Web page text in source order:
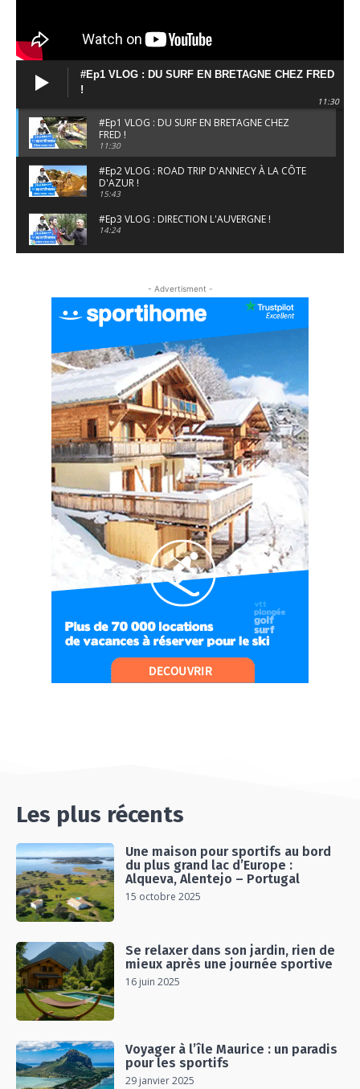
#Ep1 VLOG : DU SURF EN BRETAGNE CHEZ FRED
!
11:30
#Ep1 VLOG : DU SURF EN BRETAGNE CHEZ
FRED !
11:30
#Ep2 VLOG : ROAD TRIP D'ANNECY À LA CÔTE
D'AZUR !
15:43
#Ep3 VLOG : DIRECTION L'AUVERGNE !
14:24
#EP6 VLOG : SKI & RANDONNÉE DANS LES
ALPES
#EP7 VLOG : DE LA RAQUETTE EN PLEIN MILIEU
DU BEAUFORTAIN
04:09
#Ep8 VLOG : DÉCOUVERTE DU VERCORS ET DU
BASSIN GRENOBLOIS !
09:04
#Ep9 VLOG : UN SPORTIHOME CHEZ
SPORTIHOME !
07:21
#Ep10 VLOG : UN SEJOUR SPORTIF PROCHE DE
PARIS !
07:37
#Ep11 VLOG : SÉJOUR AU BORD DE LA SAÔNE
ET AU LAC D’AIGUEBELETTE
05:55
#Ep12 VLOG : ANNECY, ENTRE LAC ET
06:26
UN SÉJOUR SPORT & NATURE
07:19
- Advertisment -
Les plus récents
Une maison pour sportifs au bord
du plus grand lac d’Europe :
Alqueva, Alentejo – Portugal
15 octobre 2025
Se relaxer dans son jardin, rien de
mieux après une journée sportive
16 juin 2025
Voyager à l’île Maurice : un paradis
pour les sportifs
29 janvier 2025